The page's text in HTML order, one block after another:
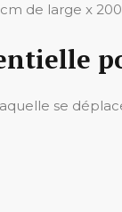
de large x
se